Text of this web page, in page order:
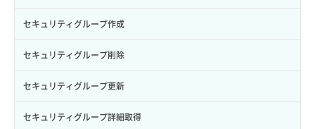
ボリューム作成
ボリューム削除
ボリューム更新
ボリューム詳細一覧取得
サーバーに紐づくセキュリティグループ取得
サーバープラン一覧取得
サーバープラン変更
サーバープラン詳細一覧取得
セキュリティグループ作成
セキュリティグループ削除
セキュリティグループ更新
セキュリティグループ詳細取得